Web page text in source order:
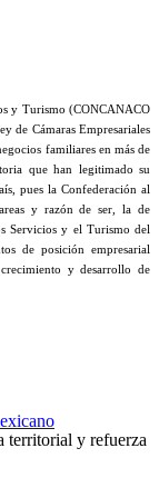
y Turismo (CONCANACO
de Cámaras Empresariales
familiares en más de
que han legitimado su
pues la Confederación al
y razón de ser, la de
Servicios y el Turismo del
de posición empresarial
y desarrollo de